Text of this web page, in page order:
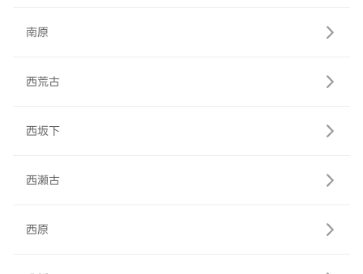
南原
西荒古
西坂下
西瀬古
西原